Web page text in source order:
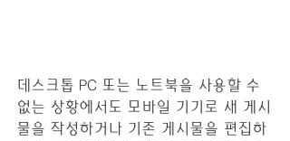
데스크톱 PC 또는 노트북을 사용할 수
없는 상황에서도 모바일 기기로 새 게시
물을 작성하거나 기존 게시물을 편집하